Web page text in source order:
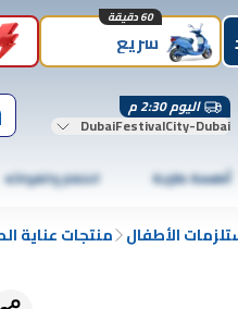
سريع
60 دقيقة
اليوم 2:30 م
DubaiFestivalCity-Dubai
أطعمة طازجة الخضار والفواكه
الأطفال منتجات عناية